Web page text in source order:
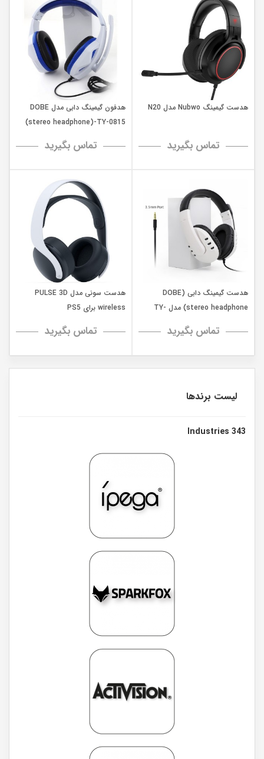
هدست گیمینگ Nubwo مدل N20
تماس بگیرید
هدفون گیمینگ دابی مدل DOBE
stereo headphone)-TY-0815)
تماس بگیرید
هدست گیمینگ دابی (DOBE
stereo headphone) مدل TY-
تماس بگیرید
هدست سونی مدل PULSE 3D
wireless برای PS5
تماس بگیرید
لیست برندها
343 Industries